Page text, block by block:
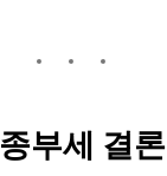
부세 결론